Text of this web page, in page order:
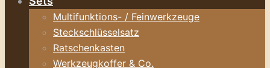
Multifunktions- / Feinwerkzeuge
Steckschlüsselsatz
Ratschenkasten
Werkzeugkoffer & Co.